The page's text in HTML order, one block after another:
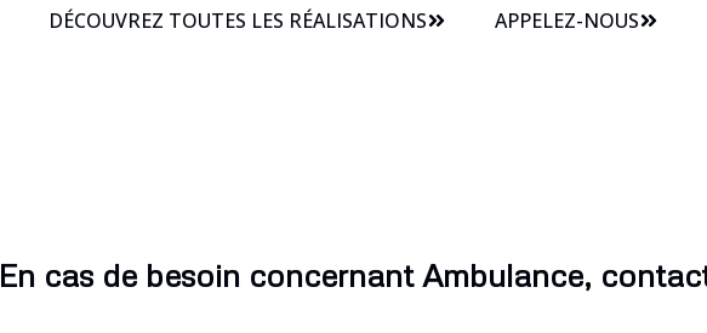
DÉCOUVREZ TOUTES LES RÉALISATIONS APPELEZ-NOUS
En cas de besoin concernant Ambulance,